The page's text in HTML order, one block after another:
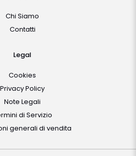
Chi Siamo
Contatti
Legal
Cookies
Privacy Policy
Note Legali
di Servizio
generali di vendita